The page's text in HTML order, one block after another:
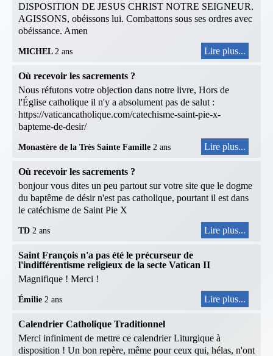
DISPOSITION DE JESUS CHRIST NOTRE SEIGNEUR.
AGISSONS, obéissons lui. Combattons sous ses ordres avec
obéissance. Amen
MICHEL 2 ans Lire plus...
Où recevoir les sacrements ?
Nous réfutons votre objection dans notre livre, Hors de
l'Église catholique il n'y a absolument pas de salut :
https://vaticancatholique.com/catechisme-saint-pie-x-
bapteme-de-desir/
Monastère de la Très Sainte Famille 2 ans Lire plus...
Où recevoir les sacrements ?
bonjour vous dites un peu partout sur votre site que le dogme
du baptême de désir n'est pas catholique, pourtant il est dans
le catéchisme de Saint Pie X
TD 2 ans Lire plus...
Saint François n'a pas été le précurseur de
l'indifférentisme religieux de la secte Vatican II
Magnifique ! Merci !
Émilie 2 ans Lire plus...
Calendrier Catholique Traditionnel
Merci infiniment de mettre ce calendrier Liturgique à
disposition ! Un bon repère, même pour ceux qui, hélas, n'ont